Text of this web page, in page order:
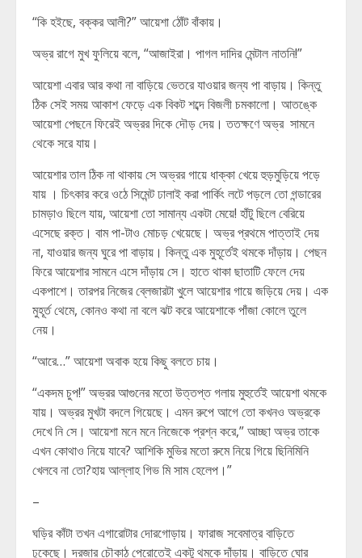
“কি হইছে, বক্কর আলী?” আয়েশা ঠোঁট বাঁকায়।
অভ্র রাগে মুখ ফুলিয়ে বলে, “আজাইরা। পাগল দাদির মেন্টাল নাতনি!”
আয়েশা এবার আর কথা না বাড়িয়ে ভেতরে যাওয়ার জন্য পা বাড়ায়। কিন্তু
ঠিক সেই সময় আকাশ ফেড়ে এক বিকট শব্দে বিজলী চমকালো। আতঙ্কে
আয়েশা পেছনে ফিরেই অভ্রর দিকে দৌড় দেয়। ততক্ষণে অভ্র সামনে
থেকে সরে যায়।
আয়েশার তাল ঠিক না থাকায় সে অভ্রর গায়ে ধাক্কা খেয়ে হুড়মুড়িয়ে পড়ে
যায় । চিৎকার করে ওঠে সিমেন্ট ঢালাই করা পার্কিং লটে পড়লে তো গন্ডারের
চামড়াও ছিলে যায়, আয়েশা তো সামান্য একটা মেয়ে! হাঁটু ছিলে বেরিয়ে
এসেছে রক্ত। বাম পা-টাও মোচড় খেয়েছে। অভ্র প্রথমে পাত্তাই দেয়
না, যাওয়ার জন্য ঘুরে পা বাড়ায়। কিন্তু এক মুহূর্তেই থমকে দাঁড়ায়। পেছন
ফিরে আয়েশার সামনে এসে দাঁড়ায় সে। হাতে থাকা ছাতাটি ফেলে দেয়
একপাশে। তারপর নিজের ব্লেজারটা খুলে আয়েশার গায়ে জড়িয়ে দেয়। এক
মুহূর্ত থেমে, কোনও কথা না বলে ঝট করে আয়েশাকে পাঁজা কোলে তুলে
নেয়।
“আরে…” আয়েশা অবাক হয়ে কিছু বলতে চায়।
“একদম চুপ!” অভ্রর আগুনের মতো উত্তপ্ত গলায় মুহুর্তেই আয়েশা থমকে
যায়। অভ্রর মুখটা বদলে গিয়েছে। এমন রুপে আগে তো কখনও অভ্রকে
দেখে নি সে। আয়েশা মনে মনে নিজেকে প্রশ্ন করে,” আচ্ছা অভ্র তাকে
এখন কোথাও নিয়ে যাবে? আশিকি মুভির মতো রুমে নিয়ে গিয়ে ছিনিমিনি
খেলবে না তো?হায় আল্লাহ গিভ মি সাম হেলেপ।”
–
ঘড়ির কাঁটা তখন এগারোটার দোরগোড়ায়। ফারাজ সবেমাত্র বাড়িতে
ঢুকেছে। দরজার চৌকাঠ পেরোতেই একটু থমকে দাঁড়ায়। বাড়িতে ঘোর